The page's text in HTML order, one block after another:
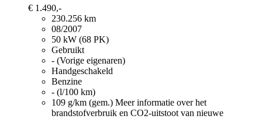
€ 1.490,-
230.256 km
08/2007
50 kW (68 PK)
Gebruikt
- (Vorige eigenaren)
Handgeschakeld
Benzine
- (l/100 km)
109 g/km (gem.) Meer informatie over het
brandstofverbruik en CO2-uitstoot van nieuwe